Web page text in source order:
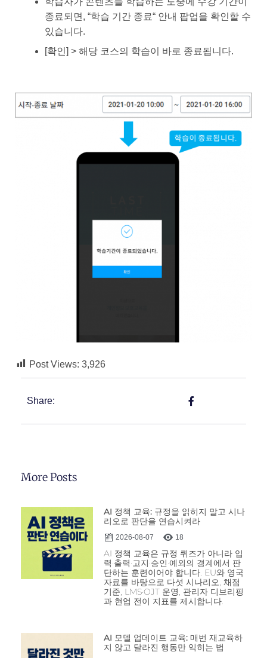
종료되면, “학습 기간 종료“ 안내 팝업을 확인할 수
있습니다.
[확인] > 해당 코스의 학습이 바로 종료됩니다.
Post Views: 3,926
Share:
More Posts
AI 정책 교육: 규정을 읽히지 말고 시나
리오로 판단을 연습시켜라
2026-08-07 18
AI 정책 교육은 규정 퀴즈가 아니라 입
력·출력·고지·승인·예외의 경계에서 판
단하는 훈련이어야 합니다. EU와 영국
자료를 바탕으로 다섯 시나리오, 채점
기준, LMS·OJT 운영, 관리자 디브리핑
과 현업 전이 지표를 제시합니다.
AI 모델 업데이트 교육: 매번 재교육하
지 않고 달라진 행동만 익히는 법